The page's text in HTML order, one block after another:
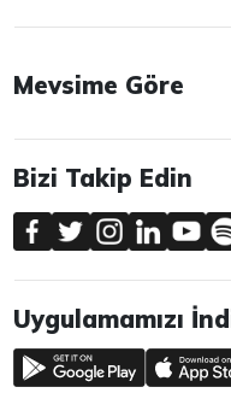
Mevsime Göre
Bizi Takip Edin
Uygulamamızı